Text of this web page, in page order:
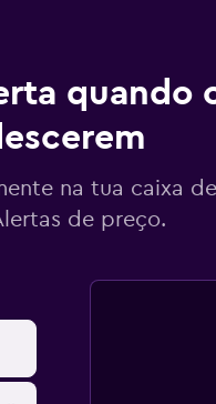
quando
na tua caixa
de preço.